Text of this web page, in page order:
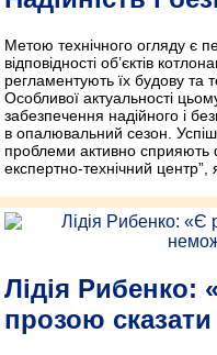
Метою технічного огляду є
відповідності об’єктів
регламентують їх будову та
Особливої актуальності
забезпечення надійного і
в опалювальний сезон.
проблеми активно сприяють
експертно-технічний центр”,
Лідія Рибенко:
прозою